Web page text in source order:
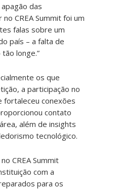
das
CREA Summit foi um
falas sobre um
país – a falta de
longe.”
os que
a participação no
fortaleceu conexões
contato
além de insights
tecnológico.
CREA Summit
com a
para os